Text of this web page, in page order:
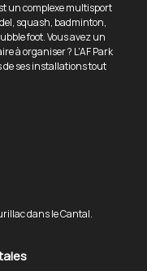
un complexe multisport
squash, badminton,
foot. Vous avez un
à organiser ? L'AF Park
de ses installations tout
dans le Cantal.